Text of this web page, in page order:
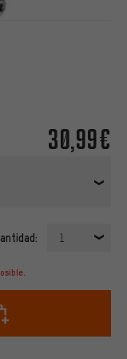
30,99€
1